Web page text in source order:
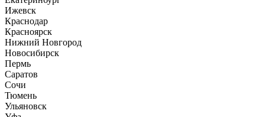
Ижевск
Краснодар
Красноярск
Нижний Новгород
Новосибирск
Пермь
Саратов
Сочи
Тюмень
Ульяновск